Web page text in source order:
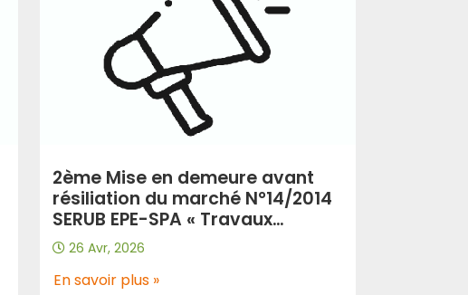
2ème Mise en demeure avant
résiliation du marché N°14/2014
SERUB EPE-SPA « Travaux
d’éclairage du tronçon
autoroutier Larbaatache –
Lakhdaria sur 28 Km»
26 Avr, 2026
En savoir plus »